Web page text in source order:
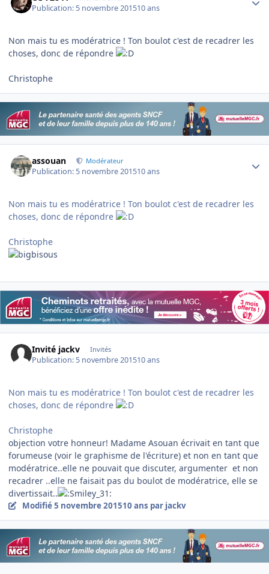
Publication: 5 novembre 201510 ans
Non mais tu es modératrice ! Ton boulot c'est de recadrer les
choses, donc de répondre
Christophe
assouan Modérateur
Publication: 5 novembre 201510 ans
Non mais tu es modératrice ! Ton boulot c'est de recadrer les
choses, donc de répondre
Christophe
Invité jackv Invités
Publication: 5 novembre 201510 ans
Non mais tu es modératrice ! Ton boulot c'est de recadrer les
choses, donc de répondre
Christophe
objection votre honneur! Madame Asouan écrivait en tant que
forumeuse (voir le graphisme de l'écriture) et non en tant que
modératrice..elle ne pouvait que discuter, argumenter et non
recadrer ..elle ne faisait pas du boulot de modératrice, elle se
divertissait..
Modifié5 novembre 201510 ans par jackv